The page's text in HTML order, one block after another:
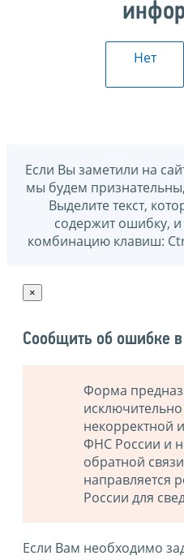
Нет
Если Вы заметили на
мы будем
Выделите текст,
содержит ошибку,
комбинацию клавиш:
×
Сообщить об ошибке в
Форма
некорректной
ФНС России и
обратной
направляется
России для
Если Вам необходимо